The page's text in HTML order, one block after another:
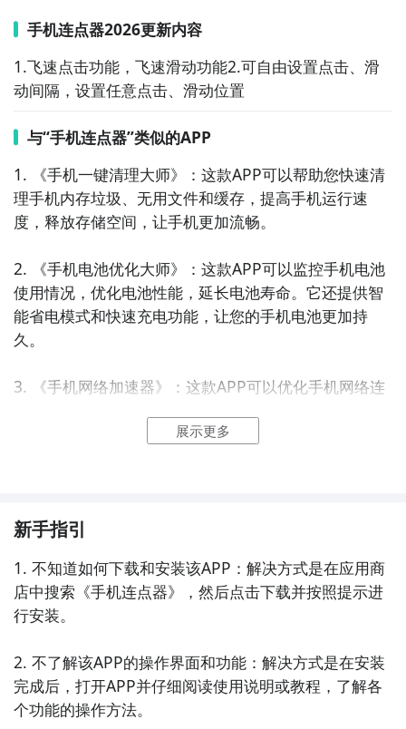
手机连点器2026更新内容
1.飞速点击功能，飞速滑动功能2.可自由设置点击、滑
动间隔，设置任意点击、滑动位置
与“手机连点器”类似的APP
1. 《手机一键清理大师》：这款APP可以帮助您快速清
理手机内存垃圾、无用文件和缓存，提高手机运行速
度，释放存储空间，让手机更加流畅。
2. 《手机电池优化大师》：这款APP可以监控手机电池
使用情况，优化电池性能，延长电池寿命。它还提供智
能省电模式和快速充电功能，让您的手机电池更加持
久。
3. 《手机网络加速器》：这款APP可以优化手机网络连
节点，加速网络访问，让您畅快上网。
结后台运行应用、清理应用缓存等，让手机运行更加流
5. 《手机垃圾清理大师》：这款APP可以帮助您快速清
理手机中的垃圾文件、残留文件和无效文件，释放存储
6. 《手机内存优化大师》：这款APP可以帮助您优化手
机内存使用，释放内存空间，提高手机运行速度。它可
展示更多
新手指引
1. 不知道如何下载和安装该APP：解决方式是在应用商
店中搜索《手机连点器》，然后点击下载并按照提示进
行安装。
2. 不了解该APP的操作界面和功能：解决方式是在安装
完成后，打开APP并仔细阅读使用说明或教程，了解各
个功能的操作方法。